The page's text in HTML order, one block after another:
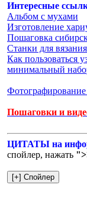
Интересные
Альбом с мухами
Изготовление
Пошаговка
Станки для
Как пользоваться
минимальный
Пошаговки и
ЦИТАТЫ на
спойлер, нажать